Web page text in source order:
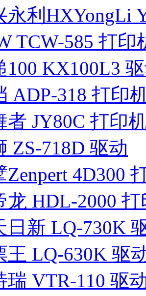
永利HXYongLi
TCW-585 打印
100 KX100L3
ADP-318 打印
者 JY80C 打印
ZS-718D 驱动
Zenpert 4D300
龙 HDL-2000
日新 LQ-730K
王 LQ-630K 驱
瑞 VTR-110 驱